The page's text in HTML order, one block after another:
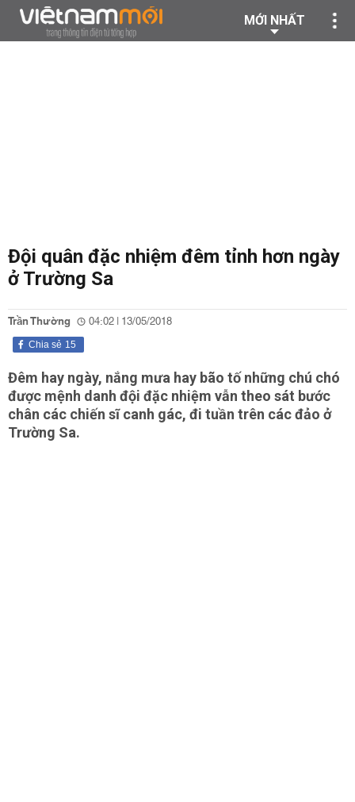
MỚI NHẤT
Đội quân đặc nhiệm đêm tỉnh hơn ngày
ở Trường Sa
Trần Thường 04:02 | 13/05/2018
15
Chia sẻ
Đêm hay ngày, nắng mưa hay bão tố những chú chó
được mệnh danh đội đặc nhiệm vẫn theo sát bước
chân các chiến sĩ canh gác, đi tuần trên các đảo ở
Trường Sa.